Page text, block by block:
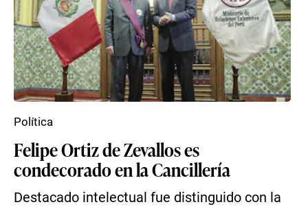
Felipe Ortiz de Zevallos es
condecorado en la Cancillería
Destacado intelectual fue distinguido con la
Política